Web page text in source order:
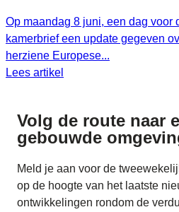
Op maandag 8 juni, een dag voor
kamerbrief een update gegeven
herziene Europese...
Lees artikel
Volg de route naar
gebouwde
Meld je aan voor de
op de hoogte van het laatste
ontwikkelingen rondom de